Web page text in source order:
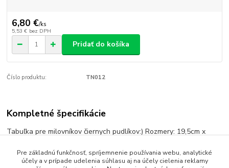
6,80 €/ks
5,53 € bez DPH
Pridať do košíka
Číslo produktu: TN012
Kompletné špecifikácie
Tabuľka pre milovníkov čiernych pudlíkov:) Rozmery: 19,5cm x
Pre základnú funkčnosť, spríjemnenie používania webu, analytické
účely a v prípade udelenia súhlasu aj na účely cielenia reklamy